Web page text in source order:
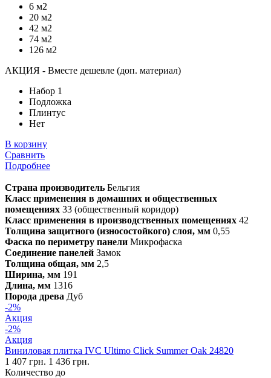
6 м2
20 м2
42 м2
74 м2
126 м2
АКЦИЯ - Вместе дешевле (доп. материал)
Набор 1
Подложка
Плинтус
Нет
В корзину
Сравнить
Подробнее
Страна производитель Бельгия
Класс применения в домашних и общественных
помещениях 33 (общественный коридор)
Класс применения в производственных помещениях 42
Толщина защитного (износостойкого) слоя, мм 0,55
Фаска по периметру панели Микрофаска
Соединение панелей Замок
Толщина общая, мм 2,5
Ширина, мм 191
Длина, мм 1316
Порода древа Дуб
-2%
Акция
-2%
Акция
Виниловая плитка IVC Ultimo Click Summer Oak 24820
1 407 грн. 1 436 грн.
Количество до